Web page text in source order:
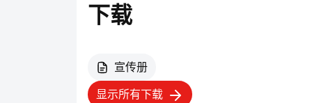
下载
宣传册
显示所有下载